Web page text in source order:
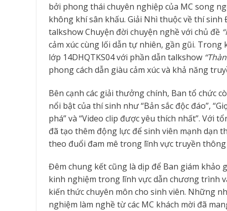
bởi phong thái chuyên nghiệp của MC song
không khí sân khấu. Giải Nhì thuộc về thí
talkshow Chuyện đời chuyện nghề với chủ đề
cảm xúc cùng lối dẫn tự nhiên, gần gũi.
lớp 14DHQTKS04 với phần dẫn talkshow
phong cách dẫn giàu cảm xúc và khả năng
Bên cạnh các giải thưởng chính, Ban tổ chức
nổi bật của thí sinh như “Bản sắc độc đáo”,
phá” và “Video clip được yêu thích nhất”. Với
đã tạo thêm động lực để sinh viên mạnh dạn
theo đuổi đam mê trong lĩnh vực truyền thông
Đêm chung kết cũng là dịp để Ban giám khảo
kinh nghiệm trong lĩnh vực dẫn chương trình
kiến thức chuyên môn cho sinh viên. Những
nghiệm làm nghề từ các MC khách mời đã